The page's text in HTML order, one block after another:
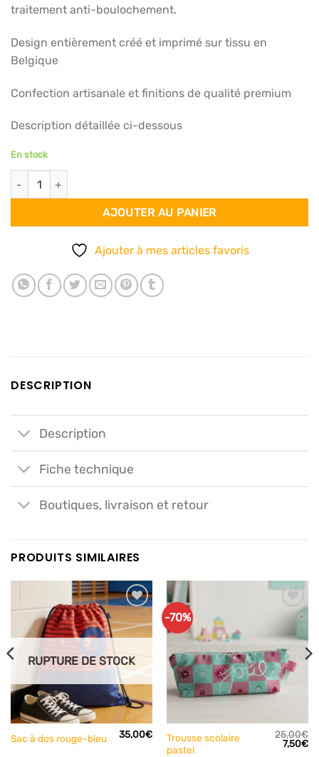
traitement anti-boulochement.
Design entièrement créé et imprimé sur tissu en
Belgique
Confection artisanale et finitions de qualité premium
Description détaillée ci-dessous
En stock
quantité de Echarpe 140x140 - Vintage cuivré
AJOUTER AU PANIER
Ajouter à mes articles favoris
DESCRIPTION
Description
Fiche technique
Boutiques, livraison et retour
PRODUITS SIMILAIRES
à mes
articles
RUPTURE DE STOCK
Sac à dos rouge-bleu 35,00€
-70%
Ajouter
articles
favoris
Trousse scolaire
pastel
25,00€
Le
7,50€Le